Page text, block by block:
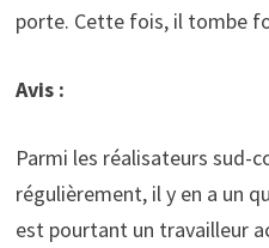
porte. Cette fois, il tombe
Avis :
Parmi les réalisateurs sud-
régulièrement, il y en a un
est pourtant un travailleur